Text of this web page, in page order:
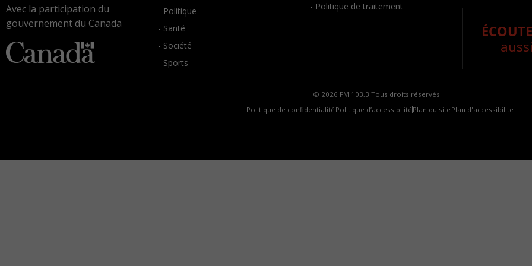
Avec la participation du
gouvernement du Canada
- Politique
- Santé
- Société
- Sports
- Politique de traitement
© 2026 FM 103,3 Tous droits réservés.
Politique de confidentialité Politique d’accessibilité Plan du site Plan d'accessibilite